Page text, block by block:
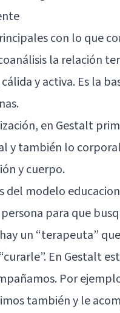
con lo que
la relación
y activa. Es la
en Gestalt
y también lo
y cuerpo.
del modelo
para que
un “terapeuta”
En Gestalt
Por
también y le